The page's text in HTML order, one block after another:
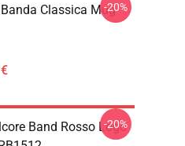
Classica Mug-20%
Band Rosso Logo
-20%